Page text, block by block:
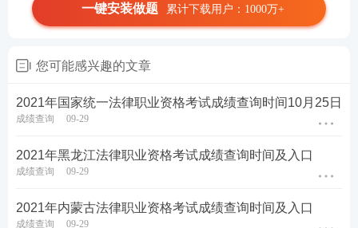
一键安装做题 累计下载用户：1000万+
您可能感兴趣的文章
2021年国家统一法律职业资格考试成绩查询时间10月25日
成绩查询 09-29
2021年黑龙江法律职业资格考试成绩查询时间及入口
成绩查询 09-29
2021年内蒙古法律职业资格考试成绩查询时间及入口
成绩查询 09-29